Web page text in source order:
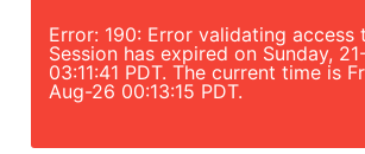
Error: 190: Error validating access
Session has expired on Sunday,
03:11:41 PDT. The current time is
Aug-26 00:13:15 PDT.